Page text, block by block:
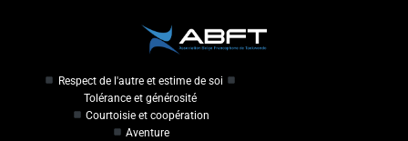
Respect de l'autre et estime de soi
Tolérance et générosité
Courtoisie et coopération
Aventure